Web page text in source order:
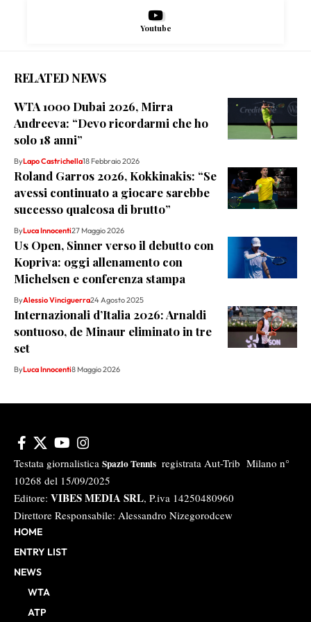
Youtube
RELATED NEWS
WTA 1000 Dubai 2026, Mirra
Andreeva: “Devo ricordarmi che ho
solo 18 anni”
ByLapo Castrichella18 Febbraio 2026
Roland Garros 2026, Kokkinakis: “Se
avessi continuato a giocare sarebbe
successo qualcosa di brutto”
ByLuca Innocenti27 Maggio 2026
Us Open, Sinner verso il debutto con
Kopriva: oggi allenamento con
Michelsen e conferenza stampa
ByAlessio Vinciguerra24 Agosto 2025
Internazionali d’Italia 2026: Arnaldi
sontuoso, de Minaur eliminato in tre
set
ByLuca Innocenti8 Maggio 2026
Testata giornalistica Spazio Tennis registrata Aut-Trib Milano n°
10268 del 15/09/2025
Editore: VIBES MEDIA SRL, P.iva 14250480960
Direttore Responsabile: Alessandro Nizegorodcew
HOME
ENTRY LIST
NEWS
WTA
ATP